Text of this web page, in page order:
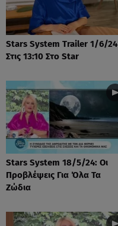
Stars System Trailer 1/6/24
Στις 13:10 Στο Star
Stars System 18/5/24: Οι
Προβλέψεις Για Όλα Τα
Ζώδια